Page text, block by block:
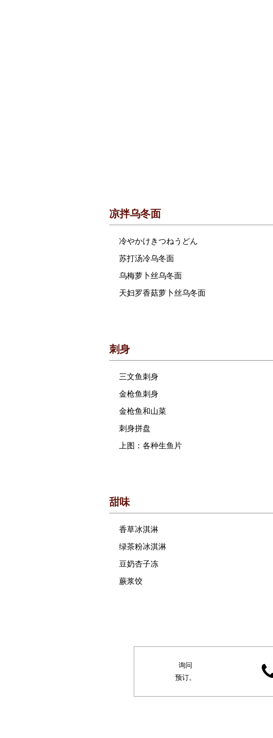
凉拌乌冬面
冷やかけきつねうどん
苏打汤冷乌冬面
乌梅萝卜丝乌冬面
天妇罗香菇萝卜丝乌冬面
刺身
三文鱼刺身
金枪鱼刺身
金枪鱼和山菜
刺身拼盘
上图：各种生鱼片
甜味
香草冰淇淋
绿茶粉冰淇淋
豆奶杏子冻
蕨浆饺
询问
预订。